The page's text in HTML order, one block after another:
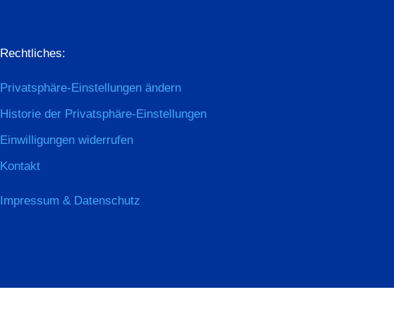
Rechtliches:
Privatsphäre-Einstellungen ändern
Historie der Privatsphäre-Einstellungen
Einwilligungen widerrufen
Kontakt
Impressum & Datenschutz